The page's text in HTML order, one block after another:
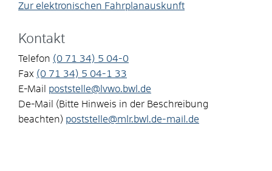
Zur elektronischen Fahrplanauskunft
Kontakt
Telefon (0 71 34) 5 04-0
Fax (0 71 34) 5 04-1
33
E-Mail
poststelle@lvwo.bwl.de
De-Mail (Bitte Hinweis in der Beschreibung
beachten) poststelle@mlr.bwl.de-mail.de